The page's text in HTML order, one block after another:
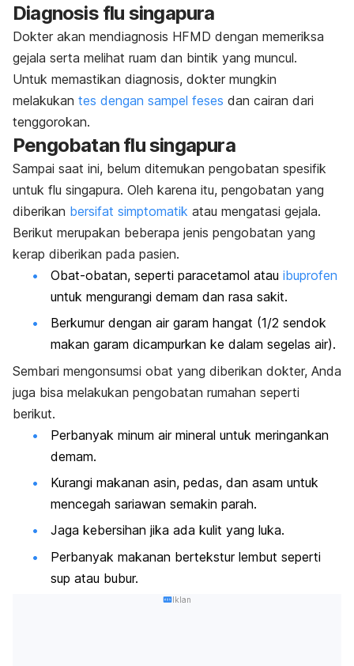
Diagnosis flu singapura
Dokter akan mendiagnosis HFMD dengan memeriksa
gejala serta melihat ruam dan bintik yang muncul.
Untuk memastikan diagnosis, dokter mungkin
melakukan tes dengan sampel feses dan cairan dari
tenggorokan.
Pengobatan flu singapura
Sampai saat ini, belum ditemukan pengobatan spesifik
untuk flu singapura. Oleh karena itu, pengobatan yang
diberikan bersifat simptomatik atau mengatasi gejala.
Berikut merupakan beberapa jenis pengobatan yang
kerap diberikan pada pasien.
Obat-obatan, seperti paracetamol atau ibuprofen
untuk mengurangi demam dan rasa sakit.
Berkumur dengan air garam hangat (1/2 sendok
makan garam dicampurkan ke dalam segelas air).
Sembari mengonsumsi obat yang diberikan dokter, Anda
juga bisa melakukan pengobatan rumahan seperti
berikut.
Perbanyak minum air mineral untuk meringankan
demam.
Kurangi makanan asin, pedas, dan asam untuk
mencegah sariawan semakin parah.
Jaga kebersihan jika ada kulit yang luka.
Perbanyak makanan bertekstur lembut seperti
sup atau bubur.
Iklan